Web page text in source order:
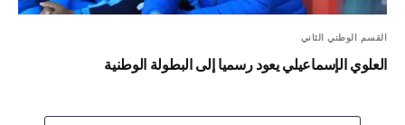
القسم الوطني الثاني
العلوي الإسماعيلي يعود رسميا إلى البطولة الوطنية